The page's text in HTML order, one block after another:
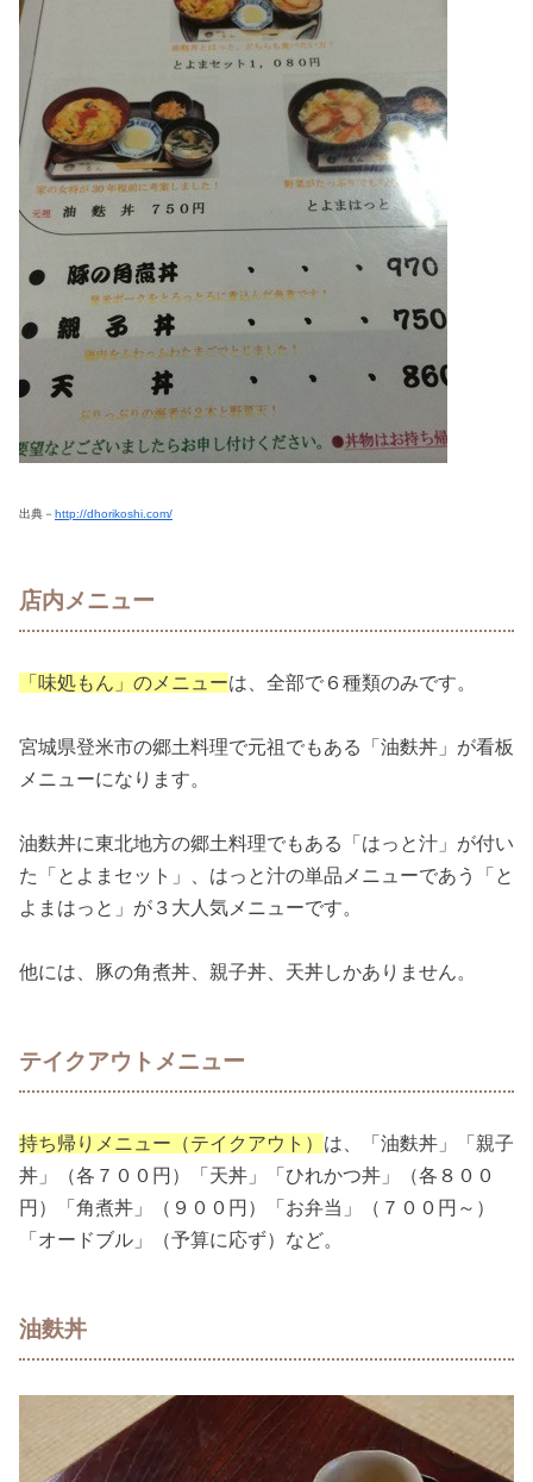
出典－ http://dhorikoshi.com/
店内メニュー
「味処もん」のメニューは、全部で６種類のみです。
宮城県登米市の郷土料理で元祖でもある「油麩丼」が看板
メニューになります。
油麩丼に東北地方の郷土料理でもある「はっと汁」が付い
た「とよまセット」、はっと汁の単品メニューであう「と
よまはっと」が３大人気メニューです。
他には、豚の角煮丼、親子丼、天丼しかありません。
テイクアウトメニュー
持ち帰りメニュー（テイクアウト） は、「油麩丼」「親子
丼」（各７００円）「天丼」「ひれかつ丼」（各８００
円）「角煮丼」（９００円）「お弁当」（７００円～）
「オードブル」（予算に応ず）など。
油麩丼